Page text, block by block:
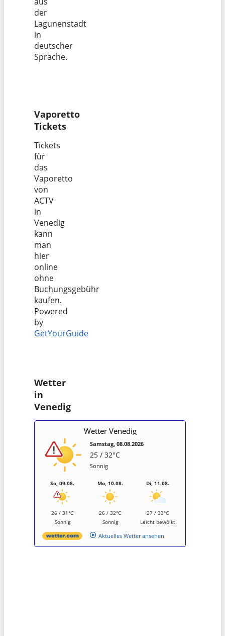
der
Lagunenstadt
in
deutscher
Sprache.
Vaporetto
Tickets
Tickets
für
das
Vaporetto
von
ACTV
in
Venedig
kann
man
hier
online
ohne
Buchungsgebühr
kaufen.
Powered
by
GetYourGuide
Wetter
in
Venedig
Wetter Venedig
Samstag, 08.08.2026
25 / 32°C
Sonnig
So, 09.08.
26 / 31°C
Sonnig
Mo, 10.08.
26 / 32°C
Sonnig
Di, 11.08.
27 / 33°C
Leicht bewölkt
Aktuelles Wetter ansehen